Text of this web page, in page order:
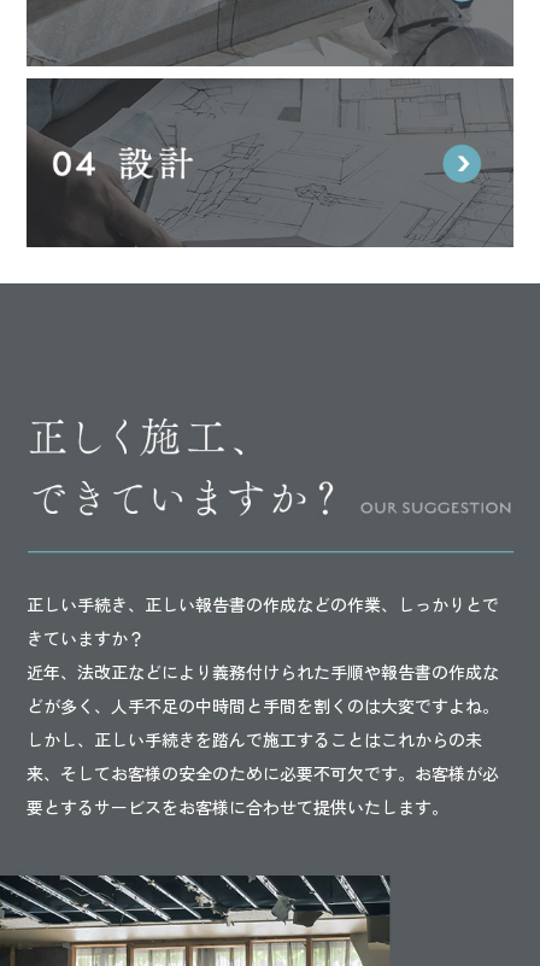
正しい手続き、正しい報告書の作成などの作業、しっかりとで
きていますか？
近年、法改正などにより義務付けられた手順や報告書の作成な
どが多く、人手不足の中時間と手間を割くのは大変ですよね。
しかし、正しい手続きを踏んで施工することはこれからの未
来、そしてお客様の安全のために必要不可欠です。お客様が必
要とするサービスをお客様に合わせて提供いたします。